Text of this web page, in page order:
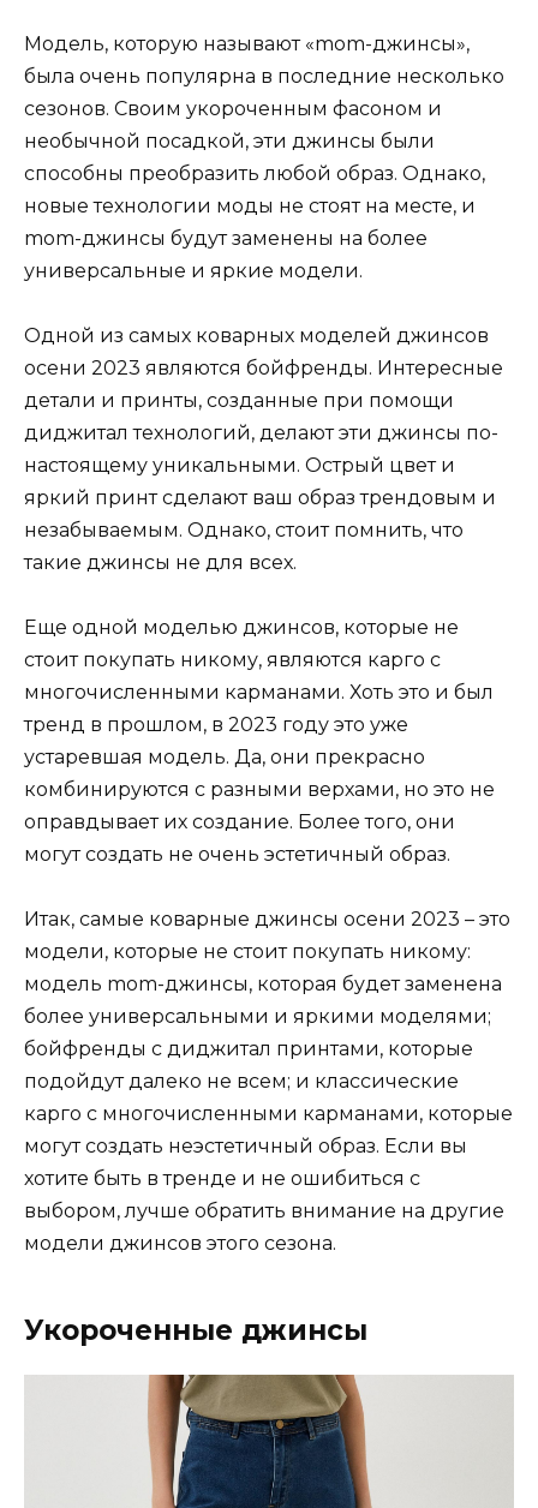
Модель, которую называют «mom-джинсы»,
была очень популярна в последние несколько
сезонов. Своим укороченным фасоном и
необычной посадкой, эти джинсы были
способны преобразить любой образ. Однако,
новые технологии моды не стоят на месте, и
mom-джинсы будут заменены на более
универсальные и яркие модели.
Одной из самых коварных моделей джинсов
осени 2023 являются бойфренды. Интересные
детали и принты, созданные при помощи
диджитал технологий, делают эти джинсы по-
настоящему уникальными. Острый цвет и
яркий принт сделают ваш образ трендовым и
незабываемым. Однако, стоит помнить, что
такие джинсы не для всех.
Еще одной моделью джинсов, которые не
стоит покупать никому, являются карго с
многочисленными карманами. Хоть это и был
тренд в прошлом, в 2023 году это уже
устаревшая модель. Да, они прекрасно
комбинируются с разными верхами, но это не
оправдывает их создание. Более того, они
могут создать не очень эстетичный образ.
Итак, самые коварные джинсы осени 2023 – это
модели, которые не стоит покупать никому:
модель mom-джинсы, которая будет заменена
более универсальными и яркими моделями;
бойфренды с диджитал принтами, которые
подойдут далеко не всем; и классические
карго с многочисленными карманами, которые
могут создать неэстетичный образ. Если вы
хотите быть в тренде и не ошибиться с
выбором, лучше обратить внимание на другие
модели джинсов этого сезона.
Укороченные джинсы